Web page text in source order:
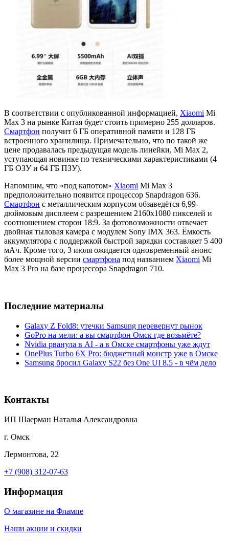
В соответствии с опубликованной информацией, Xiaomi Mi
Max 3 на рынке Китая будет стоить примерно 255 долларов.
Смартфон получит 6 ГБ оперативной памяти и 128 ГБ
встроенного хранилища. Примечательно, что по такой же
цене продавалась предыдущая модель линейки, Mi Max 2,
уступающая новинке по техническими характеристиками (4
ГБ ОЗУ и 64 ГБ ПЗУ).
Напомним, что «под капотом» Xiaomi Mi Max 3
предположительно появится процессор Snapdragon 636.
Смартфон с металлическим корпусом обзаведётся 6,99-
дюймовым дисплеем с разрешением 2160x1080 пикселей и
соотношением сторон 18:9. За фотовозможности отвечает
двойная тыловая камера с модулем Sony IMX 363. Ёмкость
аккумулятора с поддержкой быстрой зарядки составляет 5 400
мАч. Кроме того, 3 июля ожидается одновременный анонс
более мощной версии смартфона под названием Xiaomi Mi
Max 3 Pro на базе процессора Snapdragon 710.
Последние материалы
Galaxy Z Fold8: утечки Samsung перевернут рынок
GoPro на мели: а вы смартфон Омск где возьмёте?
Nvidia рванула в AI - а в Омске смартфоны уже ждут
OnePlus Turbo 6X Pro: бюджетный монстр уже в Омске
Samsung бросил Galaxy S22 без One UI 8.5 - в чём дело
Контакты
ИП Шаерман Наталья Александровна
г. Омск
Лермонтова, 22
+7 (908) 312-07-63
Информация
О магазине на Флампе
Наши акции и скидки